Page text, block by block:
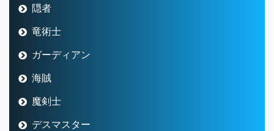
隠者
竜術士
ガーディアン
海賊
魔剣士
デスマスター